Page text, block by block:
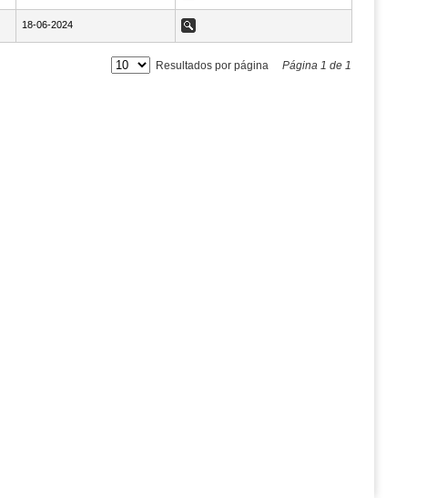
NaN18-06-2024
18-06-2024 Ver
Resultados por página Página 1 de 1